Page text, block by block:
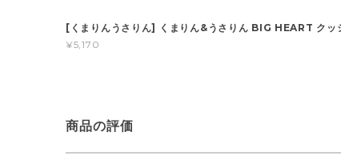
[くまりんうさりん] くまりん&うさりん BIG HEART クッ
¥5,170
商品の評価